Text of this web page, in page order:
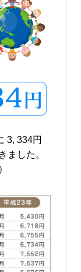
3, 334円
ました。